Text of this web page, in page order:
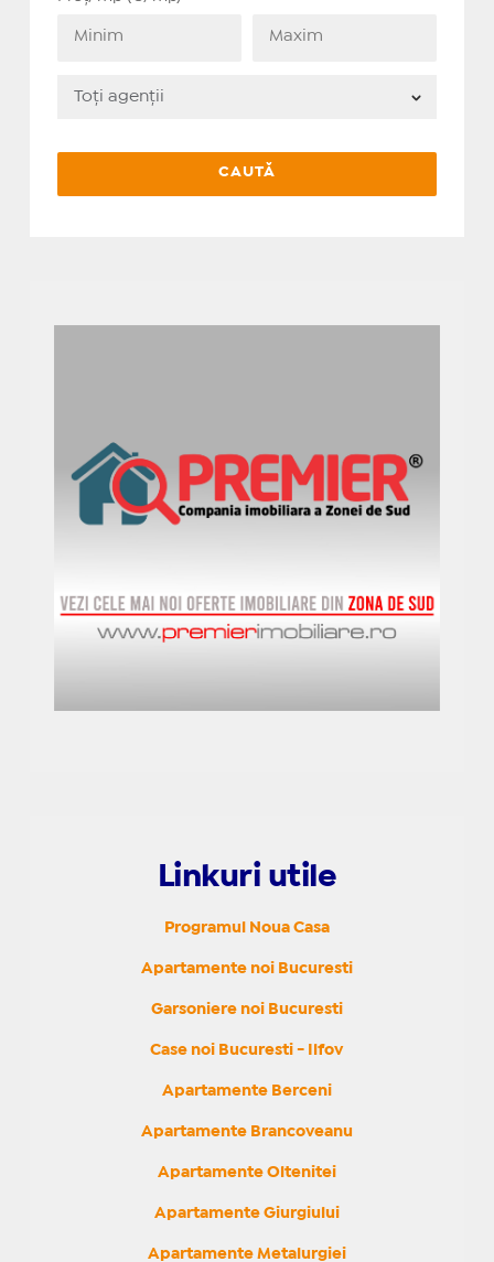
Linkuri utile
Programul Noua Casa
Apartamente noi Bucuresti
Garsoniere noi Bucuresti
Case noi Bucuresti - Ilfov
Apartamente Berceni
Apartamente Brancoveanu
Apartamente Oltenitei
Apartamente Giurgiului
Apartamente Metalurgiei